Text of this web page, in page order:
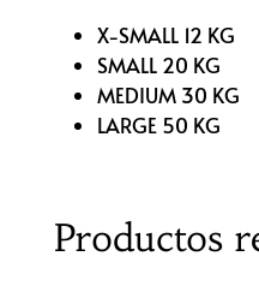
X-SMALL 12 KG
SMALL 20 KG
MEDIUM 30 KG
LARGE 50 KG
Productos